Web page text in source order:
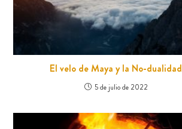
El velo de Maya y la No-dualidad
5 de julio de 2022